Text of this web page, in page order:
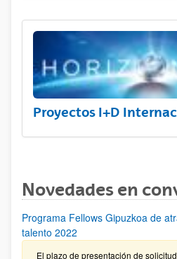
Proyectos I+D
Novedades en
Programa Fellows Gipuzkoa de
talento 2022
El plazo de presentación de